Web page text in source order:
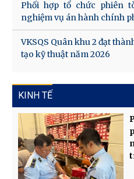
Phối hợp tổ chức phiên
nghiệm vụ án hành chính
VKSQS Quân khu 2 đạt
tạo kỹ thuật năm 2026
KINH TẾ